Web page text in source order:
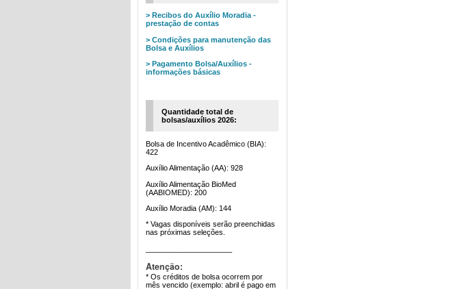
> Recibos do Auxílio Moradia -
prestação de contas
> Condições para manutenção das
Bolsa e Auxílios
> Pagamento Bolsa/Auxílios -
informações básicas
Quantidade total de
bolsas/auxílios 2026:
Bolsa de Incentivo Acadêmico (BIA):
422
Auxílio Alimentação (AA): 928
Auxílio Alimentação BioMed
(AABIOMED): 200
Auxílio Moradia (AM): 144
* Vagas disponíveis serão preenchidas
nas próximas seleções.
Atenção:
* Os créditos de bolsa ocorrem por
mês vencido (exemplo: abril é pago em